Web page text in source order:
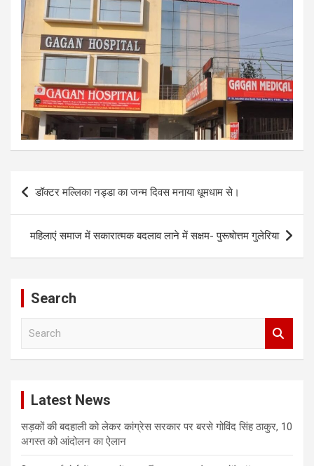
Post
navigation
डॉक्टर मल्लिका नड्डा का जन्म दिवस मनाया धूमधाम से।
महिलाएं समाज में सकारात्मक बदलाव लाने में सक्षम- पुरूषोत्तम गुलेरिया
Search
Latest News
सड़कों की बदहाली को लेकर कांग्रेस सरकार पर बरसे गोविंद सिंह ठाकुर, 10
अगस्त को आंदोलन का ऐलान